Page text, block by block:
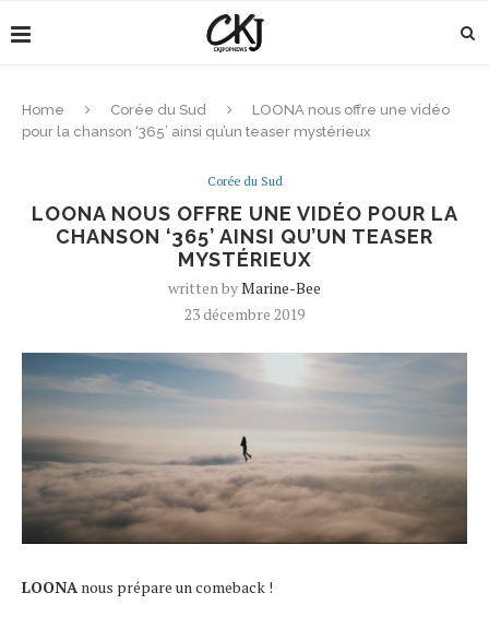
Home Corée du Sud
LOONA nous offre une vidéo
pour la chanson ‘365’ ainsi qu’un teaser mystérieux
Corée du Sud
LOONA NOUS OFFRE UNE VIDÉO POUR LA
CHANSON ‘365’ AINSI QU’UN TEASER
MYSTÉRIEUX
written byMarine-Bee
23 décembre 2019
LOONAnous prépare un comeback !